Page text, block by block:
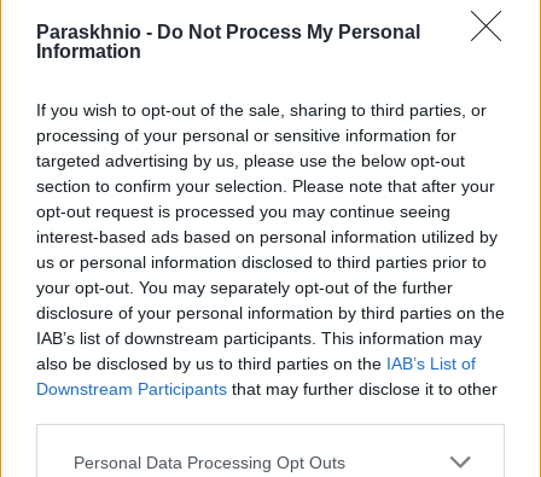
Paraskhnio - Do Not Process My Personal
Information
If you wish to opt-out of the sale, sharing to third parties, or
processing of your personal or sensitive information for
targeted advertising by us, please use the below opt-out
section to confirm your selection. Please note that after your
opt-out request is processed you may continue seeing
interest-based ads based on personal information utilized by
us or personal information disclosed to third parties prior to
your opt-out. You may separately opt-out of the further
disclosure of your personal information by third parties on the
IAB’s list of downstream participants. This information may
also be disclosed by us to third parties on the IAB’s List of
Downstream Participants that may further disclose it to other
Please note that this website/app uses one or more Google
Personal Data Processing Opt Outs
διλήμματα
Η αναδιάταξη απαιτεί συνεχή επαγρύπνηση και ευελιξία στη
χάραξη της εθνικής πολιτικής. Η Ελλάδα μπορεί να αναβαθμίσει
τον ρόλο της